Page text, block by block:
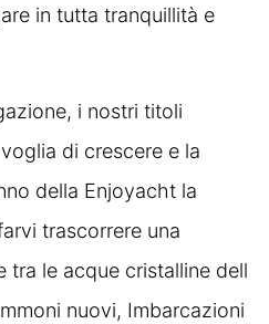
in tutta tranquillità e
i nostri titoli
di crescere e la
della Enjoyacht la
trascorrere una
tra le acque cristalline dell
nuovi, Imbarcazioni